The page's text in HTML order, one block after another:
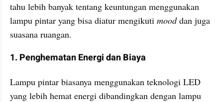
tahu lebih banyak tentang keuntungan menggunakan
lampu pintar yang bisa diatur mengikuti mood dan juga
suasana ruangan.
1. Penghematan Energi dan Biaya
Lampu pintar biasanya menggunakan teknologi LED
yang lebih hemat energi dibandingkan dengan lampu